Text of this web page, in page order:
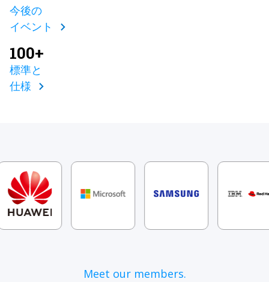
今後の
イベント
100+
標準と
仕様
Meet our members.